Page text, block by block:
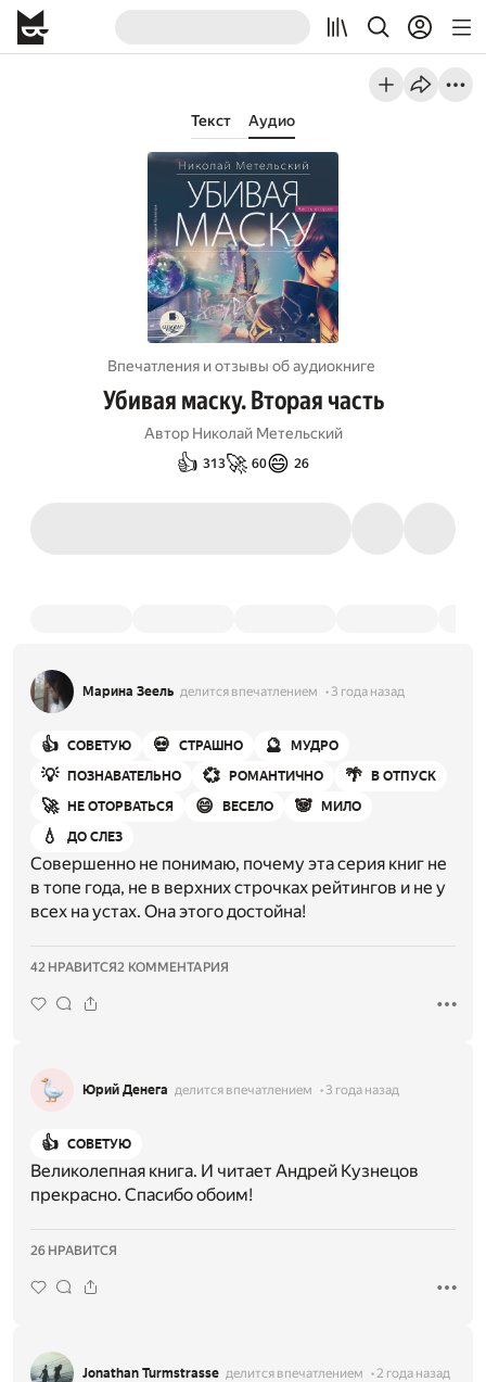
Текст Аудио
Впечатления и отзывы об aудиокниге
Убивая маску. Вторая часть
Автор Николай Метельский
👍 313🚀 60😄 26
Марина Зеель делится впечатлением 3 года назад
👍 СОВЕТУЮ 💀 СТРАШНО 🔮 МУДРО
💡 ПОЗНАВАТЕЛЬНО 💞 РОМАНТИЧНО 🌴 В ОТПУСК
🚀 НЕ ОТОРВАТЬСЯ 😄 ВЕСЕЛО 🐼 МИЛО
💧 ДО СЛЕЗ
Совершенно не понимаю, почему эта серия книг не
в топе года, не в верхних строчках рейтингов и не у
всех на устах. Она этого достойна!
42 НРАВИТСЯ2 КОММЕНТАРИЯ
Юрий Денега делится впечатлением 3 года назад
👍 СОВЕТУЮ
Великолепная книга. И читает Андрей Кузнецов
прекрасно. Спасибо обоим!
26 НРАВИТСЯ
Jonathan Turmstrasse делится впечатлением 2 года назад